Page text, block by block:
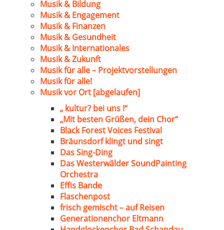
Musik & Bildung
Musik & Engagement
Musik & Finanzen
Musik & Gesundheit
Musik & Internationales
Musik & Zukunft
Musik für alle – Projektvorstellungen
Musik für alle!
Musik vor Ort [abgelaufen]
„ kultur? bei uns !“
„Mit besten Grüßen, dein Chor“
Black Forest Voices Festival
Bräunsdorf klingt und singt
Das Sing-Ding
Das Westerwälder SoundPainting
Orchestra
Effis Bande
Flaschenpost
frisch gemischt – auf Reisen
Generationenchor Eltmann